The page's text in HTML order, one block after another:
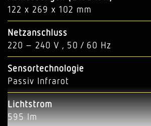
122 x 269 x 102 mm
Netzanschluss
220 – 240 V , 50 / 60 Hz
Sensortechnologie
Passiv Infrarot
Lichtstrom
595 lm